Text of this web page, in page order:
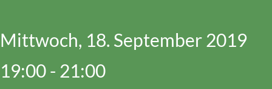
Mittwoch, 18. September 2019
19:00 - 21:00